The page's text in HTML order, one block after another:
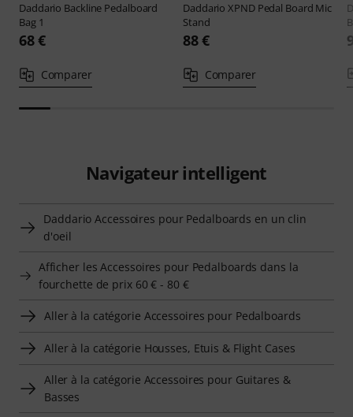
Daddario Backline Pedalboard
Bag 1
68 €
Comparer
DaddarioXPND Pedal Board Mic
Stand
88 €
Comparer
Navigateur intelligent
Daddario Accessoires pour Pedalboards en un clin
d'oeil
Afficher les Accessoires pour Pedalboards dans la
fourchette de prix 60 € - 80 €
Aller à la catégorie Accessoires pour Pedalboards
Aller à la catégorie Housses, Etuis & Flight Cases
Aller à la catégorie Accessoires pour Guitares &
Basses